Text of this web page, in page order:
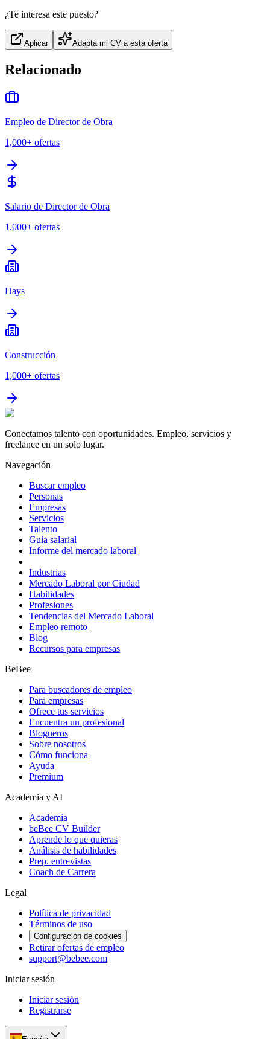
¿Te interesa este puesto?
Aplicar Adapta mi CV a esta oferta
Relacionado
Empleo de Director de Obra
1,000+ ofertas
Salario de Director de Obra
1,000+ ofertas
Hays
Construcción
1,000+ ofertas
Conectamos talento con oportunidades. Empleo, servicios y
freelance en un solo lugar.
Navegación
Buscar empleo
Personas
Empresas
Servicios
Talento
Guía salarial
Informe del mercado laboral
Industrias
Mercado Laboral por Ciudad
Habilidades
Profesiones
Tendencias del Mercado Laboral
Empleo remoto
Blog
Recursos para empresas
BeBee
Para buscadores de empleo
Para empresas
Ofrece tus servicios
Encuentra un profesional
Blogueros
Sobre nosotros
Cómo funciona
Ayuda
Premium
Academia y AI
Academia
beBee CV Builder
Aprende lo que quieras
Análisis de habilidades
Prep. entrevistas
Coach de Carrera
Legal
Política de privacidad
Términos de uso
Configuración de cookies
Retirar ofertas de empleo
support@bebee.com
Iniciar sesión
Iniciar sesión
Registrarse